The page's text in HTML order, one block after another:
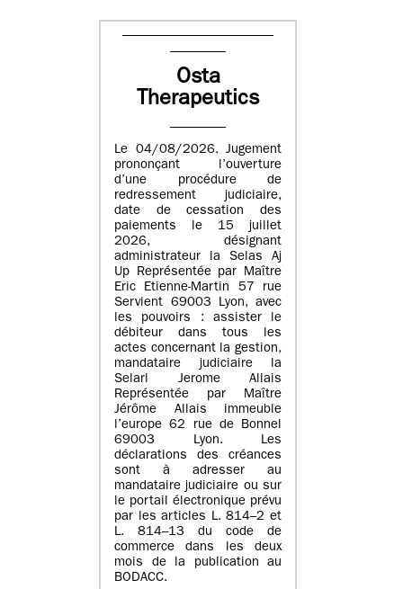
Osta
Therapeutics
Le 04/08/2026. Jugement
prononçant l’ouverture
d’une procédure de
redressement judiciaire,
date de cessation des
paiements le 15 juillet
2026, désignant
administrateur la Selas Aj
Up Représentée par Maître
Eric Etienne-Martin 57 rue
Servient 69003 Lyon, avec
les pouvoirs : assister le
débiteur dans tous les
actes concernant la gestion,
mandataire judiciaire la
Selarl Jerome Allais
Représentée par Maître
Jérôme Allais immeuble
l’europe 62 rue de Bonnel
69003 Lyon. Les
déclarations des créances
sont à adresser au
mandataire judiciaire ou sur
le portail électronique prévu
par les articles L. 814–2 et
L. 814–13 du code de
commerce dans les deux
mois de la publication au
BODACC.